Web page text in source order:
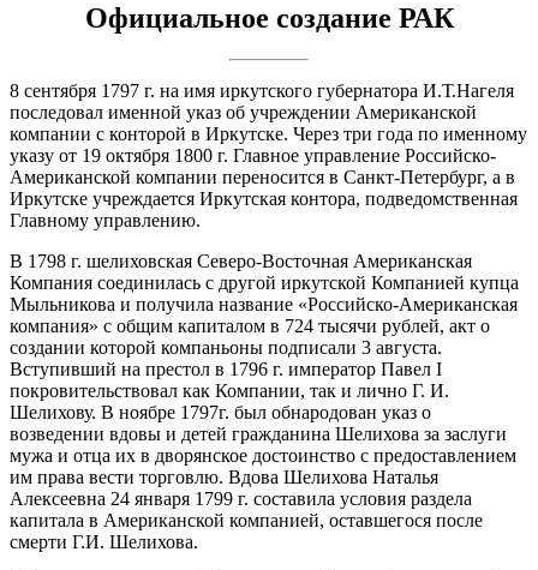
Официальное создание РАК
8 сентября 1797 г. на имя иркутского губернатора И.Т.Нагеля
последовал именной указ об учреждении Американской
компании с конторой в Иркутске. Через три года по именному
указу от 19 октября 1800 г. Главное управление Российско-
Американской компании переносится в Санкт-Петербург, а в
Иркутске учреждается Иркутская контора, подведомственная
Главному управлению.
В 1798 г. шелиховская Северо-Восточная Американская
Компания соединилась с другой иркутской Компанией купца
Мыльникова и получила название «Российско-Американская
компания» с общим капиталом в 724 тысячи рублей, акт о
создании которой компаньоны подписали 3 августа.
Вступивший на престол в 1796 г. император Павел I
покровительствовал как Компании, так и лично Г. И.
Шелихову. В ноябре 1797г. был обнародован указ о
возведении вдовы и детей гражданина Шелихова за заслуги
мужа и отца их в дворянское достоинство с предоставлением
им права вести торговлю. Вдова Шелихова Наталья
Алексеевна 24 января 1799 г. составила условия раздела
капитала в Американской компанией, оставшегося после
смерти Г.И. Шелихова.